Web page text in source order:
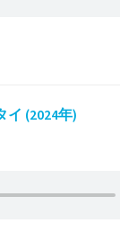
イ (2024年)